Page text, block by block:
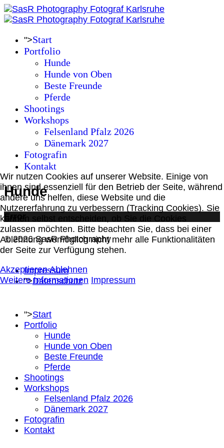
">Start
Portfolio
Hunde
Hunde von Oben
Beste Freunde
Pferde
Shootings
Workshops
Felsenland Pfalz 2026
Dänemark 2027
Fotografin
Kontakt
Hunde
Error
© 2026 SasR Photography
Impressum
">Datenschutz
">Start
Portfolio
Hunde
Hunde von Oben
Beste Freunde
Pferde
Shootings
Workshops
Felsenland Pfalz 2026
Dänemark 2027
Fotografin
Kontakt
Wir nutzen Cookies auf unserer Website. Einige von
ihnen sind essenziell für den Betrieb der Seite, während
andere uns helfen, diese Website und die
Nutzererfahrung zu verbessern (Tracking Cookies). Sie
können selbst entscheiden, ob Sie die Cookies
zulassen möchten. Bitte beachten Sie, dass bei einer
Ablehnung womöglich nicht mehr alle Funktionalitäten
der Seite zur Verfügung stehen.
Akzeptieren Ablehnen
Weitere Informationen Impressum